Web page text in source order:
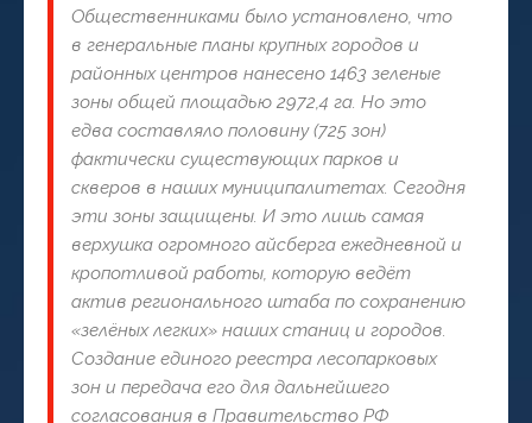
Общественниками было установлено, что
в генеральные планы крупных городов и
районных центров нанесено 1463 зеленые
зоны общей площадью 2972,4 га. Но это
едва составляло половину (725 зон)
фактически существующих парков и
скверов в наших муниципалитетах. Сегодня
эти зоны защищены. И это лишь самая
верхушка огромного айсберга ежедневной и
кропотливой работы, которую ведёт
актив регионального штаба по сохранению
«зелёных легких» наших станиц и городов.
Создание единого реестра лесопарковых
зон и передача его для дальнейшего
согласования в Правительство РФ